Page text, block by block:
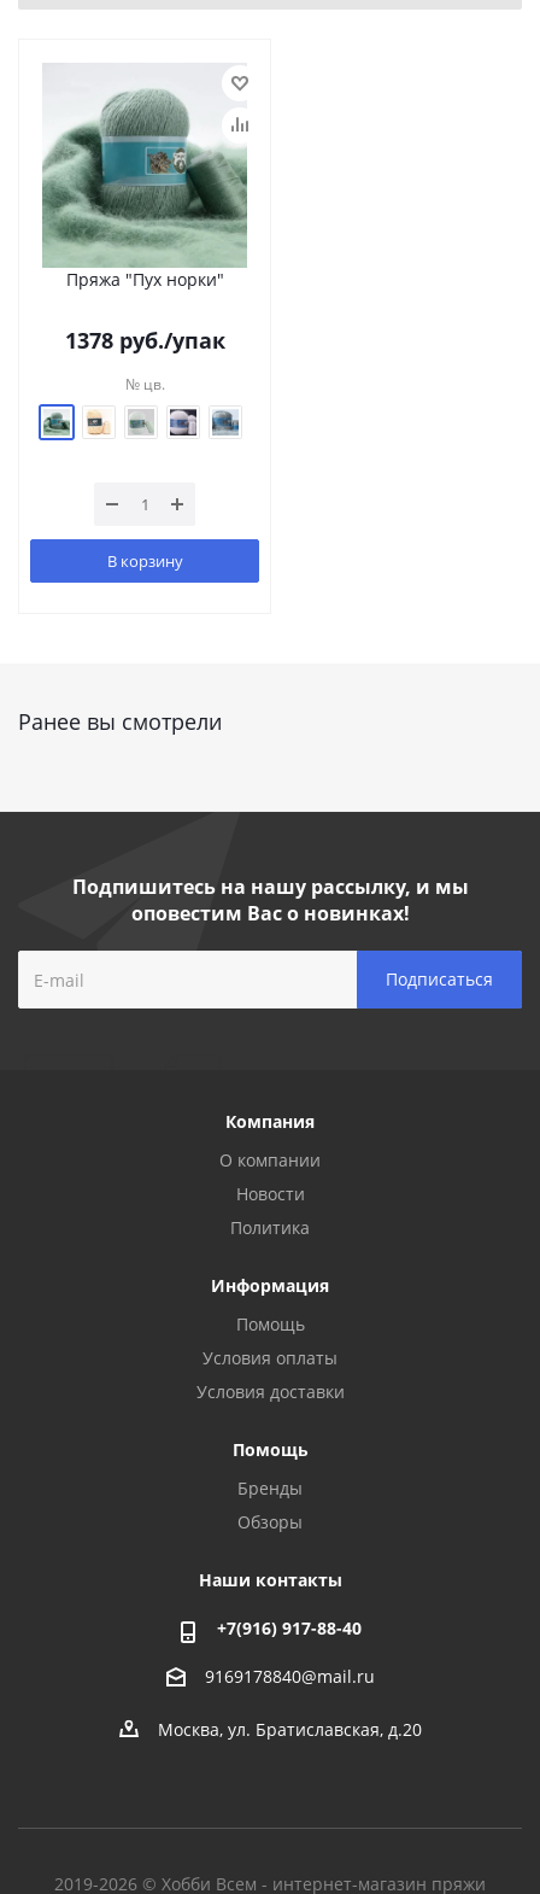
Пряжа "Пух норки"
1378руб./упак
№ цв.
В корзину
Ранее вы смотрели
Подпишитесь на нашу рассылку, и мы
оповестим Вас о новинках!
Компания
О компании
Новости
Политика
Информация
Помощь
Условия оплаты
Условия доставки
Помощь
Бренды
Обзоры
Наши контакты
+7(916) 917-88-40
9169178840@mail.ru
Москва, ул. Братиславская, д.20
2019-2026 © Хобби Всем - интернет-магазин пряжи